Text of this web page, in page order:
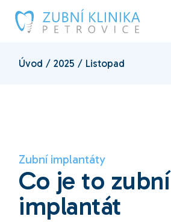
the
Úvod 2025 Listopad
Zubní implantáty
Co je to zubní
implantát